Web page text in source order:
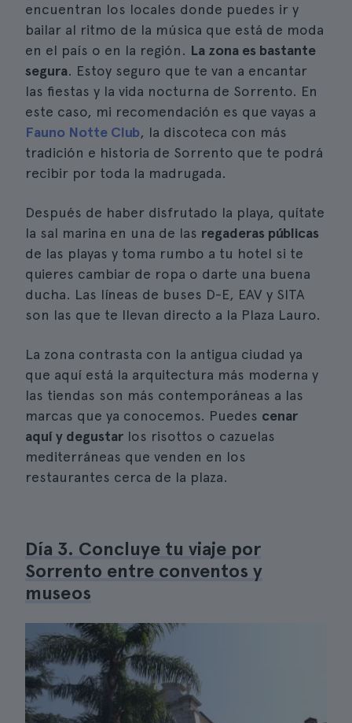
encuentran los locales donde puedes ir y
bailar al ritmo de la música que está de moda
en el país o en la región. La zona es bastante
segura. Estoy seguro que te van a encantar
las fiestas y la vida nocturna de Sorrento. En
este caso, mi recomendación es que vayas a
Fauno Notte Club, la discoteca con más
tradición e historia de Sorrento que te podrá
recibir por toda la madrugada.
Después de haber disfrutado la playa, quítate
la sal marina en una de las regaderas públicas
de las playas y toma rumbo a tu hotel si te
quieres cambiar de ropa o darte una buena
ducha. Las líneas de buses D-E, EAV y SITA
son las que te llevan directo a la Plaza Lauro.
La zona contrasta con la antigua ciudad ya
que aquí está la arquitectura más moderna y
las tiendas son más contemporáneas a las
marcas que ya conocemos. Puedes cenar
aquí y degustar los risottos o cazuelas
mediterráneas que venden en los
restaurantes cerca de la plaza.
Día 3. Concluye tu viaje por
Sorrento entre conventos y
museos